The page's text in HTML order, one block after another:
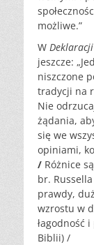
możliwe.”
W
jeszcze:
niszczone
tradycji na
Nie
żądania,
się we
opiniami,
/ Różnice
br.
prawdy,
wzrostu w
łagodność
Biblii) /